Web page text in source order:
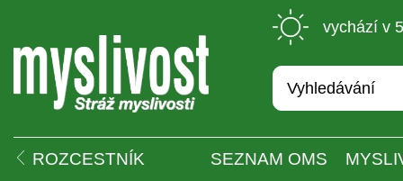
vychází v
ROZCESTNÍK SEZNAM OMS